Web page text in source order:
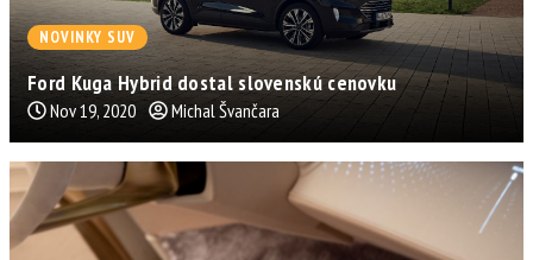
NOVINKY SUV
Ford Kuga Hybrid dostal slovenskú cenovku
Nov 19, 2020 Michal Švančara